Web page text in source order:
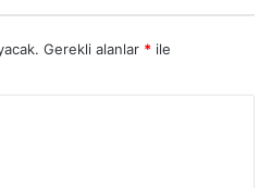
Gerekli alanlar * ile